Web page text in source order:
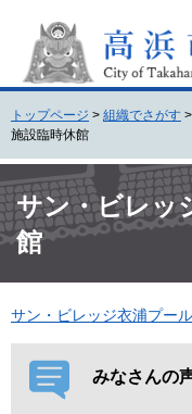
頭
。
飛
て
本
文
トップページ > 組織でさがす >
施設臨時休館
文 サン・ビレッ
館
サン・ビレッジ衣浦プー
みなさんの